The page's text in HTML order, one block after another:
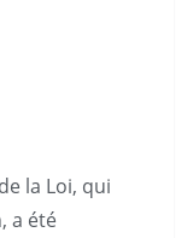
la Loi, qui
a été